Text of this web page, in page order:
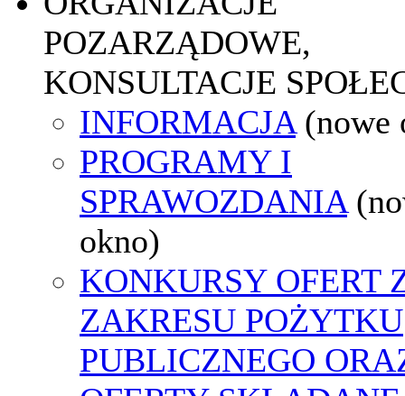
POZARZĄDOWE,
KONSULTACJE
INFORMACJA (nowe
PROGRAMY I
SPRAWOZDANIA
okno)
KONKURSY OFERT
ZAKRESU POŻYTKU
PUBLICZNEGO